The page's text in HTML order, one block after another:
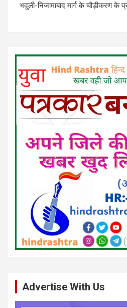
भदुली-निजामाबाद मार्ग के चौड़ीकरण के
Advertise With Us